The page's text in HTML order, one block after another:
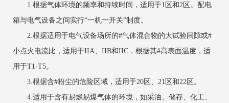
1.根据气体环境的频率和持续时间，适用于1区和2区。配电
箱与电气设备之间实行“一机一开关”制度。
2.根据适用于电气设备场所的#气体混合物的大试验间隙或#
小点火电流比，适用于IIA、IIB和IIC，根据其#高表面温度，适
用于T1-T5。
3.根据含#粉尘的危险区域，适用于20区、21区和22区。
4.适用于含有易燃易爆气体的环境，如采油、储存、化工、